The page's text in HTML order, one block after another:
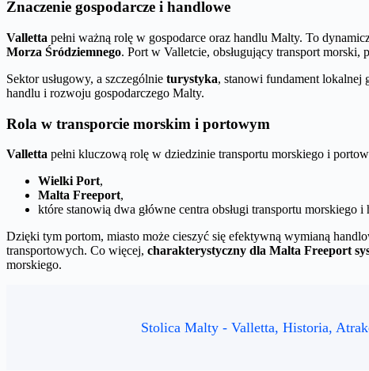
Znaczenie gospodarcze i handlowe
Valletta pełni ważną rolę w gospodarce oraz handlu Malty. To
Morza Śródziemnego. Port w Valletcie, obsługujący transport
Sektor usługowy, a szczególnie turystyka, stanowi fundament lokalnej
handlu i rozwoju gospodarczego Malty.
Rola w transporcie morskim i portowym
Valletta pełni kluczową rolę w dziedzinie transportu morskiego i
Wielki Port,
Malta Freeport,
które stanowią dwa główne centra obsługi transportu
Dzięki tym portom, miasto może cieszyć się efektywną wymianą
transportowych. Co więcej, charakterystyczny dla Malta Freeport
morskiego.
Stolica Malty - Valletta, Historia,